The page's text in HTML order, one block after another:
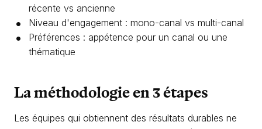
récente vs ancienne
Niveau d'engagement : mono-canal vs multi-canal
Préférences : appétence pour un canal ou une
thématique
La méthodologie en 3 étapes
Les équipes qui obtiennent des résultats durables ne